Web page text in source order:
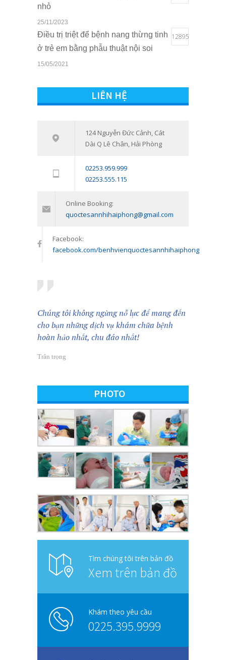
nhỏ
25/11/2023
Điều trị triệt để bệnh nang thừng tinh
ở trẻ em bằng phẫu thuật nội soi
12895
15/05/2021
BHYT tại Bệnh viện Quốc tế Sản
Nhi Hải Phòng
Tham vấn – Trị liệu tâm lý trẻ em và
trẻ vị thành niên: Đồng hành cùng
tâm lý
LIÊN HỆ
124 Nguyễn Đức Cảnh, Cát
Dài Q Lê Chân, Hải Phòng
02253.959.999
02253.555.115
Online Booking:
quoctesannhihaiphong@gmail.com
Facebook:
facebook.com/benhvienquoctesannhihaiphong
Chúng tôi không ngừng nỗ lực để mang đến
cho bạn những dịch vụ khám chữa bệnh
hoàn hảo nhất, chu đáo nhất!
Trân trọng
PHOTO
Tìm chúng tôi trên bản đồ
Xem trên bản đồ
Khám theo yêu cầu
0225.395.9999